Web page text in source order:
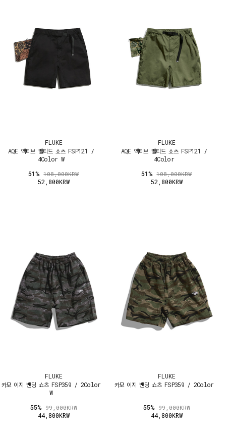
FLUKE
AQE 액티브 벨티드 쇼츠 FSP121 /
4Color W
51%108,000KRW
52,800KRW
FLUKE
AQE 액티브 벨티드 쇼츠 FSP121 /
4Color
51%108,000KRW
52,800KRW
FLUKE
카모 이지 밴딩 쇼츠 FSP359 / 2Color
W
55% 99,000KRW
44,800KRW
FLUKE
카모 이지 밴딩 쇼츠 FSP359 / 2Color
55% 99,000KRW
44,800KRW